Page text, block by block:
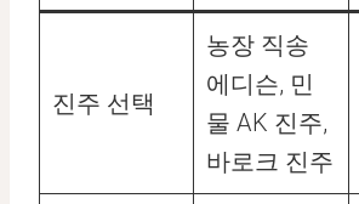
진주 선택
농장 직송
에디슨, 민
물 AK 진주,
바로크 진주